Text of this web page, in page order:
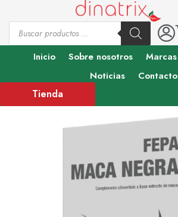
Inicio Sobre nosotros Marcas
Noticias
Contacto
Tienda